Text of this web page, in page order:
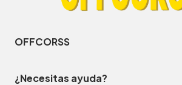
OFFCORSS
¿Necesitas ayuda?